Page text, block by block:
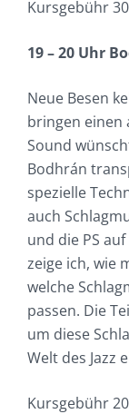
Kursgebühr
19 – 20 Uhr
Neue Besen
bringen einen
Sound
Bodhrán
spezielle
auch
und die PS
zeige ich, wie
welche
passen. Die
um diese
Welt des Jazz
Kursgebühr